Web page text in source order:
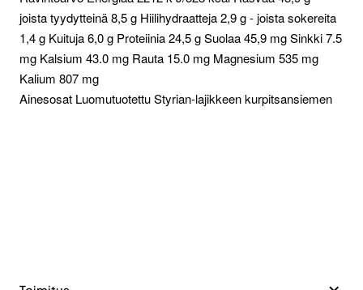
joista tyydytteinä 8,5 g Hiilihydraatteja 2,9 g - joista sokereita
1,4 g Kuituja 6,0 g Proteiinia 24,5 g Suolaa 45,9 mg Sinkki 7.5
mg Kalsium 43.0 mg Rauta 15.0 mg Magnesium 535 mg
Kalium 807 mg
Ainesosat Luomutuotettu Styrian-lajikkeen kurpitsansiemen